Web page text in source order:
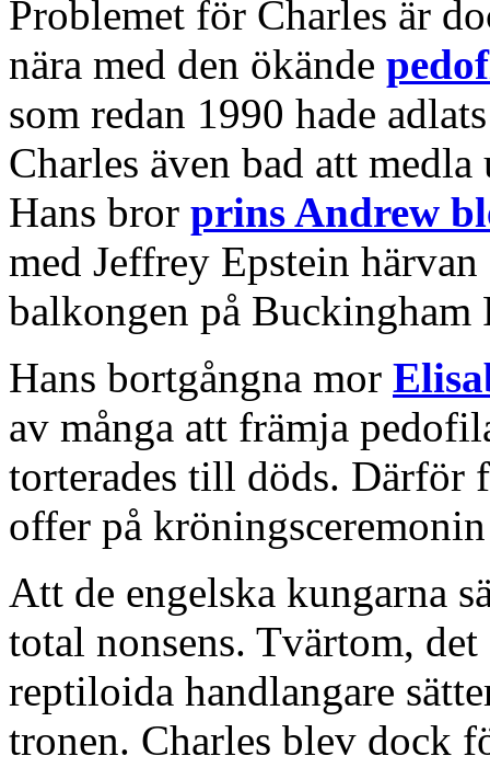
Problemet för Charles är
nära med den ökände
som redan 1990 hade
Charles även bad att
Hans bror prins Andrew
med Jeffrey Epstein
balkongen på Buckingham
Hans bortgångna mor
av många att främja
torterades till döds. Därför
offer på
Att de engelska kungarna
total nonsens. Tvärtom,
reptiloida handlangare
tronen. Charles blev dock